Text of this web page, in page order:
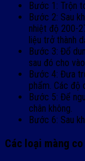
Bước 1: Trộn
Bước 2: Sau
nhiệt độ 200-
liệu trở thành
Bước 3: Đổ
sau đó cho
Bước 4: Đưa
phẩm. Các độ
Bước 5: Để
chân không.
Bước 6: Sau
Các loại màng